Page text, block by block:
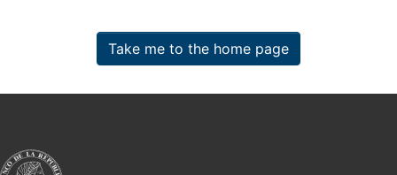
Take me to the home page